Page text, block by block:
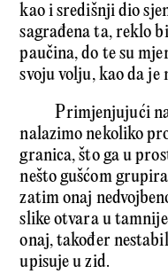
kao i središnji dio
sagrađena ta, reklo
paučina, do te su
svoju volju, kao da
Primjenjujući
nalazimo nekoliko
granica, što ga u
nešto gušćom
zatim onaj
slike otvara u
onaj, također
upisuje u zid.